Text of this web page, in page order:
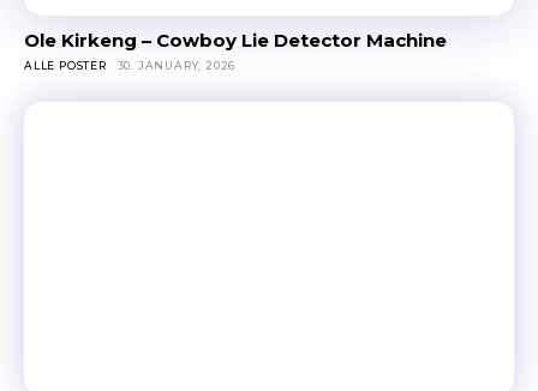
Ole Kirkeng – Cowboy Lie Detector Machine
ALLE POSTER 30. JANUARY, 2026